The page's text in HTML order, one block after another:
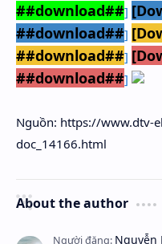
##download##]
##download##]
##download##]
##download##]
Nguồn: https://www.dtv-
doc_14166.html
About the author